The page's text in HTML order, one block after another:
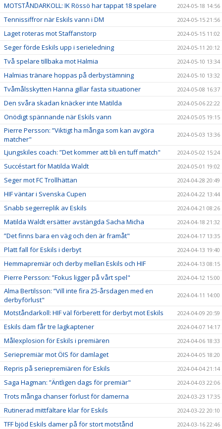
MOTSTÅNDARKOLL: IK Rössö har tappat 18 spelare 2024-05-18 14:56
Tennissiffror när Eskils vann i DM 2024-05-15 21:56
Laget roteras mot Staffanstorp 2024-05-15 11:02
Seger förde Eskils upp i serieledning 2024-05-11 20:12
Två spelare tillbaka mot Halmia 2024-05-10 13:34
Halmias tränare hoppas på derbystämning 2024-05-10 13:32
Tvåmålsskytten Hanna gillar fasta situationer 2024-05-08 16:37
Den svåra skadan knäcker inte Matilda 2024-05-06 22:22
Onödigt spännande när Eskils vann 2024-05-05 19:15
Pierre Persson: ”Viktigt ha många som kan avgöra
matcher"
2024-05-03 13:36
Ljungskiles coach: ”Det kommer att bli en tuff match" 2024-05-02 15:24
Succéstart för Matilda Waldt 2024-05-01 19:02
Seger mot FC Trollhättan 2024-04-28 20:49
HIF väntar i Svenska Cupen 2024-04-22 13:44
Snabb segerreplik av Eskils 2024-04-21 08:26
Matilda Waldt ersätter avstängda Sacha Micha 2024-04-18 21:32
”Det finns bara en väg och den är framåt" 2024-04-17 13:35
Platt fall för Eskils i derbyt 2024-04-13 19:40
Hemmapremiär och derby mellan Eskils och HIF 2024-04-13 08:15
Pierre Persson: ”Fokus ligger på vårt spel" 2024-04-12 15:00
Alma Bertilsson: ”Vill inte fira 25-årsdagen med en
derbyförlust"
2024-04-11 14:00
Motståndarkoll: HIF väl förberett för derbyt mot Eskils 2024-04-09 20:59
Eskils dam får tre lagkaptener 2024-04-07 14:17
Målexplosion för Eskils i premiären 2024-04-06 18:33
Seriepremiär mot ÖIS för damlaget 2024-04-05 18:20
Repris på seriepremiären för Eskils 2024-04-04 21:14
Saga Hagman: ”Äntligen dags för premiär" 2024-04-03 22:06
Trots många chanser förlust för damerna 2024-03-23 17:35
Rutinerad mittfältare klar för Eskils 2024-03-22 20:10
TFF bjöd Eskils damer på för stort motstånd 2024-03-16 22:46